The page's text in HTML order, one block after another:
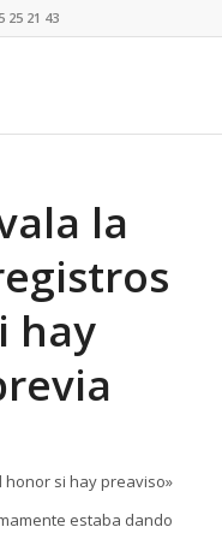
25 21 43
la
hay
honor si hay preaviso»
estaba dando